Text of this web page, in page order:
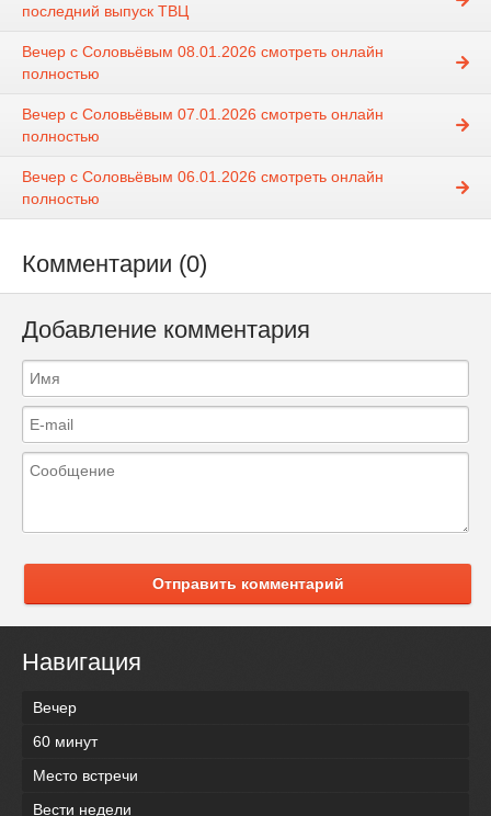
последний выпуск ТВЦ
Вечер с Соловьёвым 08.01.2026 смотреть онлайн
полностью
Вечер с Соловьёвым 07.01.2026 смотреть онлайн
полностью
Вечер с Соловьёвым 06.01.2026 смотреть онлайн
полностью
Комментарии (0)
Добавление комментария
Отправить комментарий
Навигация
Вечер
60 минут
Место встречи
Вести недели